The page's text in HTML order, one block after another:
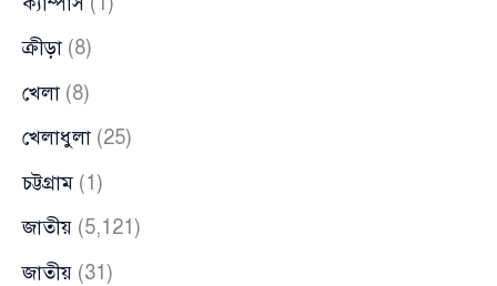
ক্রীড়া (8)
খেলা (8)
খেলাধুলা (25)
চট্টগ্রাম (1)
জাতীয় (5,121)
জাতীয় (31)